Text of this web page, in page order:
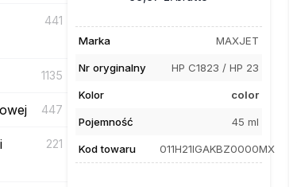
441
1135
447
221
Marka MAXJET
Nr oryginalny HP C1823 / HP 23
Kolor color
Pojemność 45 ml
Kod towaru 011H21IGAKBZ0000MX